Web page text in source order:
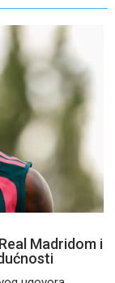
Madridom i